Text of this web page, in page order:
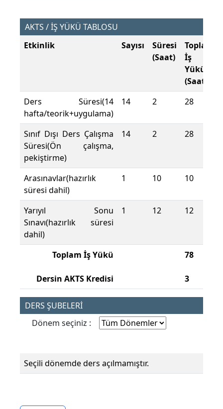
AKTS / İŞ YÜKÜ TABLOSU
Etkinlik
Sayısı
Süresi
(Saat)
Toplam
İş
Yükü
(Saat)
Ders Süresi(14
hafta/teorik+uygulama)
14 2 28
Sınıf Dışı Ders Çalışma
Süresi(Ön çalışma,
pekiştirme)
14 2 28
Arasınavlar(hazırlık
süresi dahil)
1 10 10
Yarıyıl Sonu
Sınavı(hazırlık süresi
dahil)
1 12 12
Toplam İş Yükü
Dersin AKTS Kredisi
78
3
DERS ŞUBELERİ
Dönem seçiniz :
Seçili dönemde ders açılmamıştır.